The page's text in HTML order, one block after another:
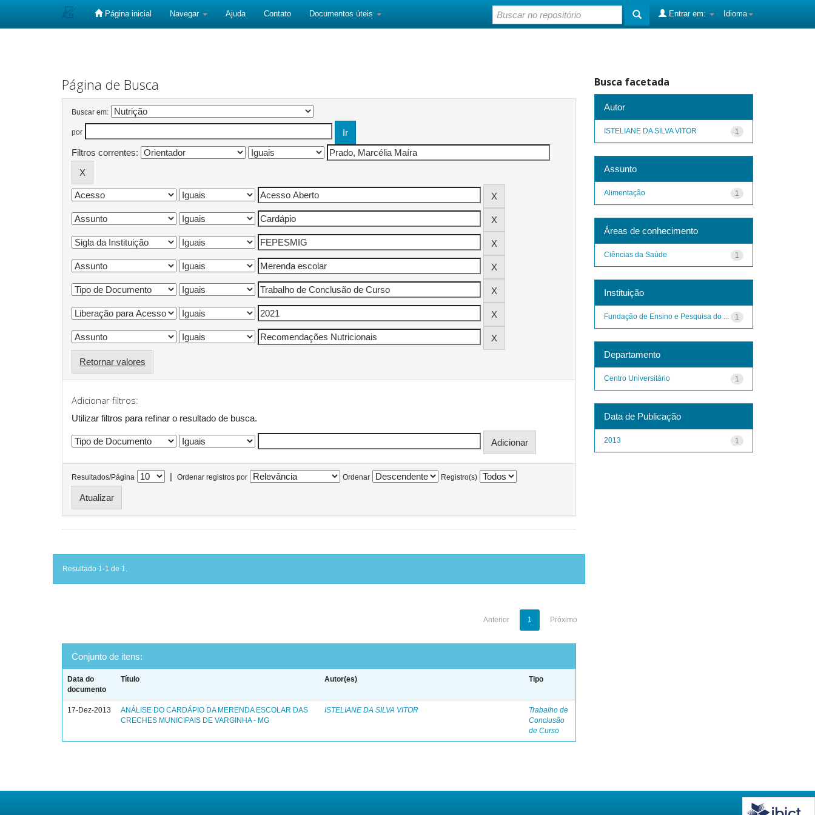
Página inicial Navegar Ajuda Contato Documentos úteis Idioma
Entrar em:
Página de Busca
Buscar em:
por
Filtros correntes:
Retornar valores
Adicionar filtros:
Utilizar filtros para refinar o resultado de busca.
Resultados/Página | Ordenar registros por Ordenar Registro(s)
Resultado 1-1 de 1.
Anterior 1 Próximo
Conjunto de itens:
Data do
documento
Título Autor(es) Tipo
17-Dez-2013
ANÁLISE DO CARDÁPIO DA MERENDA ESCOLAR DAS
CRECHES MUNICIPAIS DE VARGINHA - MG
ISTELIANE DA SILVA VITOR
Trabalho de
Conclusão
de Curso
Busca facetada
Autor
1
ISTELIANE DA SILVA VITOR
Assunto
1
Alimentação
Áreas de conhecimento
1
Ciências da Saúde
Instituição
1
Fundação de Ensino e Pesquisa do ...
Departamento
1
Centro Universitário
Data de Publicação
1
2013